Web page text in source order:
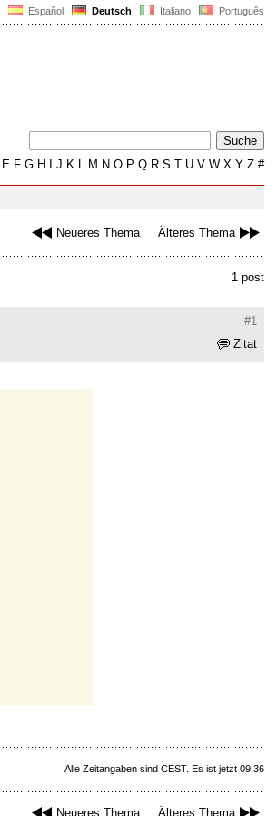
Español Deutsch Italiano Português
E F G H J K L M N O P Q R S T U V W X Y Z #
Neueres Thema Älteres Thema
1 post
#1
Zitat
Alle Zeitangaben sind CEST. Es ist jetzt 09:36
Neueres Thema Älteres Thema